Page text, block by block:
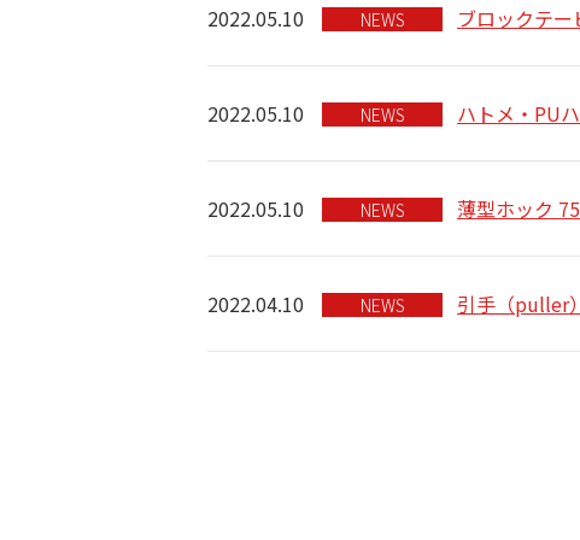
2022.05.10 NEWS ブロックテー
2022.05.10 NEWS ハトメ・PU
2022.05.10 NEWS 薄型ホック
2022.04.10 NEWS 引手（puller）